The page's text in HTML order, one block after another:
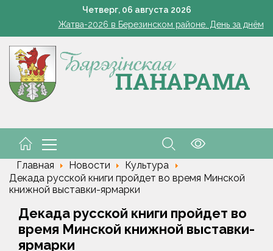
Четверг, 06 августа 2026
Обеспечиваем качественный безопасный труд
Жатва-2026 в Березинском районе. День за днём
Добро пожаловать в команду, молодые медики!
в школьном питании ждут детей с 1 сентября,
Обеспечиваем качественный безопасный труд
Главная Новости
Культура
Декада русской книги пройдет во время Минской
книжной выставки-ярмарки
Декада русской книги пройдет во
время Минской книжной выставки-
ярмарки